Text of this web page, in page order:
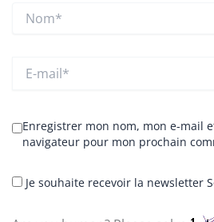
mail*
Enregistrer mon nom, mon e-mail
navigateur pour mon prochain
Je souhaite recevoir la newsletter